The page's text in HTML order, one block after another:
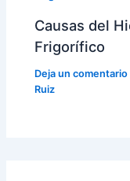
Causas del
Frigorífico
Deja un comentario
Ruiz